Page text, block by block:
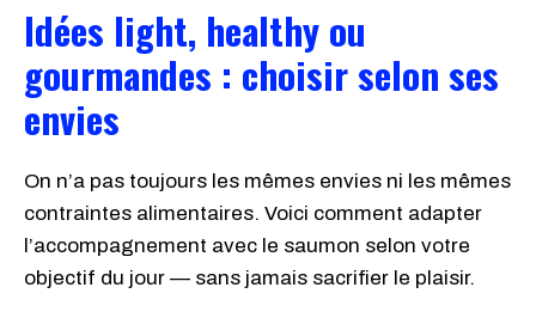
Idées light, healthy ou
gourmandes : choisir selon ses
envies
On n’a pas toujours les mêmes envies ni les mêmes
contraintes alimentaires. Voici comment adapter
l’accompagnement avec le saumon selon votre
objectif du jour — sans jamais sacrifier le plaisir.